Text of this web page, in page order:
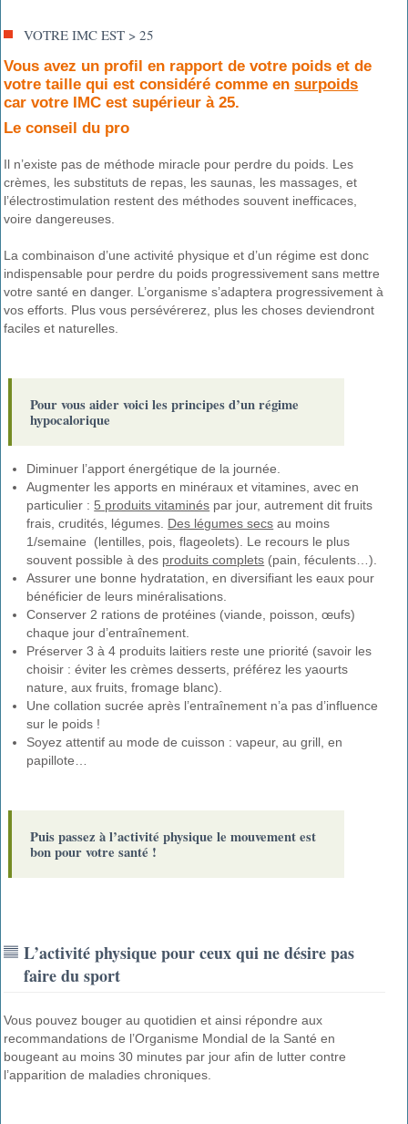
VOTRE IMC EST > 25
Vous avez un profil en rapport de votre poids et de
votre taille qui est considéré comme ensurpoids
car votre IMC est supérieur à 25.
Le conseil du pro
Il n’existe pas de méthode miracle pour perdre du poids. Les
crèmes, les substituts de repas, les saunas, les massages, et
l’électrostimulation restent des méthodes souvent inefficaces,
voire dangereuses.
La combinaison d’une activité physique et d’un régime est donc
indispensable pour perdre du poids progressivement sans mettre
votre santé en danger. L’organisme s’adaptera progressivement à
vos efforts. Plus vous persévérerez, plus les choses deviendront
faciles et naturelles.
Pour vous aider voici les principes d’un régime
hypocalorique
Diminuer l’apport énergétique de la journée.
Augmenter les apports en minéraux et vitamines, avec en
particulier : 5 produits vitaminés par jour, autrement dit fruits
frais, crudités, légumes. Des légumes secs au moins
1/semaine (lentilles, pois, flageolets). Le recours le plus
souvent possible à des produits complets (pain, féculents…).
Assurer une bonne hydratation, en diversifiant les eaux pour
bénéficier de leurs minéralisations.
Conserver 2 rations de protéines (viande, poisson, œufs)
chaque jour d’entraînement.
Préserver 3 à 4 produits laitiers reste une priorité (savoir les
choisir : éviter les crèmes desserts, préférez les yaourts
nature, aux fruits, fromage blanc).
Une collation sucrée après l’entraînement n’a pas d’influence
sur le poids !
Soyez attentif au mode de cuisson : vapeur, au grill, en
papillote…
Puis passez à l’activité physique le mouvement est
bon pour votre santé !
L’activité physique pour ceux qui ne désire pas
faire du sport
Vous pouvez bouger au quotidien et ainsi répondre aux
recommandations de l’Organisme Mondial de la Santé en
bougeant au moins 30 minutes par jour afin de lutter contre
l’apparition de maladies chroniques.